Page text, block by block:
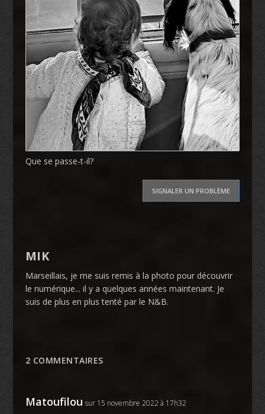
Que se passe-t-il?
SIGNALER UN PROBLÈME
MIK
Marseillais, je me suis remis à la photo pour découvrir
le numérique... il y a quelques années maintenant. Je
suis de plus en plus tenté par le N&B.
2 COMMENTAIRES
Matoufilou sur 15 novembre 2022 à 17h32